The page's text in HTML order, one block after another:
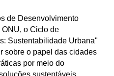
de Desenvolvimento
o Ciclo de
Sustentabilidade Urbana"
sobre o papel das cidades
por meio do
sustentáveis